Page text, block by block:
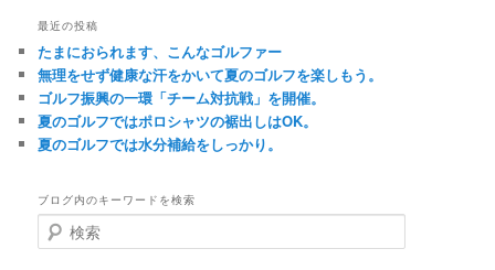
最近の投稿
たまにおられます、こんなゴルファー
無理をせず健康な汗をかいて夏のゴルフを楽しもう。
ゴルフ振興の一環「チーム対抗戦」を開催。
夏のゴルフではポロシャツの裾出しはOK。
夏のゴルフでは水分補給をしっかり。
ブログ内のキーワードを検索
検
索